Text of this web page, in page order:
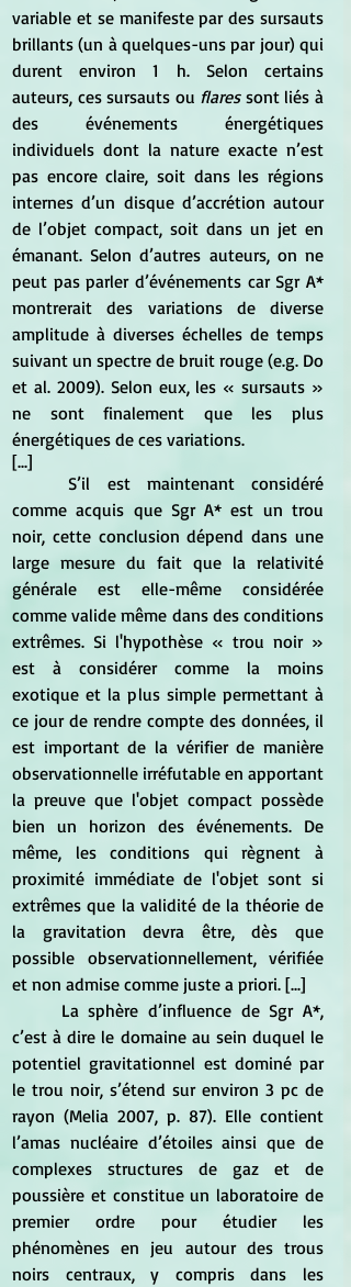
variable et se manifeste par des sursauts
brillants (un à quelques-uns par jour) qui
durent environ 1 h. Selon certains
auteurs, ces sursauts ou flares sont liés à
des événements énergétiques
individuels dont la nature exacte n’est
pas encore claire, soit dans les régions
internes d’un disque d’accrétion autour
de l’objet compact, soit dans un jet en
émanant. Selon d’autres auteurs, on ne
peut pas parler d’événements car Sgr A*
montrerait des variations de diverse
amplitude à diverses échelles de temps
suivant un spectre de bruit rouge (e.g. Do
et al. 2009). Selon eux, les « sursauts »
ne sont finalement que les plus
énergétiques de ces variations.
[...]
comme acquis que Sgr A* est un trou
noir, cette conclusion dépend dans une
large mesure du fait que la relativité
générale est elle-même considérée
comme valide même dans des conditions
extrêmes. Si l'hypothèse « trou noir »
est à considérer comme la moins
exotique et la plus simple permettant à
ce jour de rendre compte des données, il
est important de la vérifier de manière
observationnelle irréfutable en apportant
la preuve que l'objet compact possède
bien un horizon des événements. De
même, les conditions qui règnent à
proximité immédiate de l'objet sont si
extrêmes que la validité de la théorie de
la gravitation devra être, dès que
possible observationnellement, vérifiée
et non admise comme juste a priori. [...]
c’est à dire le domaine au sein duquel le
potentiel gravitationnel est dominé par
le trou noir, s’étend sur environ 3 pc de
rayon (Melia 2007, p. 87). Elle contient
l’amas nucléaire d’étoiles ainsi que de
complexes structures de gaz et de
poussière et constitue un laboratoire de
premier ordre pour étudier les
phénomènes en jeu autour des trous
noirs centraux, y compris dans les